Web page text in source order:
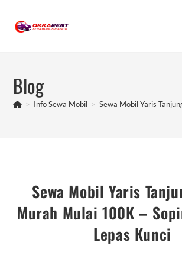
content
Blog
> Info Sewa Mobil > Sewa Mobil Yaris
Sewa Mobil Yaris
Murah Mulai 100K –
Lepas Kunci